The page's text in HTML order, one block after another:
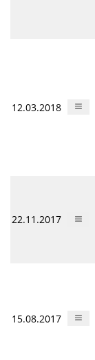
12.03.2018
22.11.2017
15.08.2017